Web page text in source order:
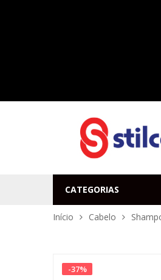
CATEGORIAS
Início Cabelo
-37%